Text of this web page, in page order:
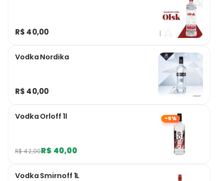
R$ 40,00
Vodka Nordika
R$ 40,00
Vodka Orloff 1l
R$ 42,00R$ 40,00
-5%
Vodka Smirnoff 1L